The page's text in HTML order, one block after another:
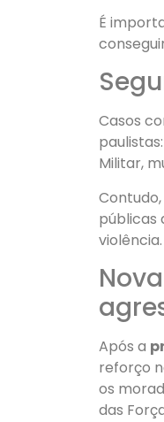
É
Casos
Militar,
públicas
violência.
Após a
reforço
os
das